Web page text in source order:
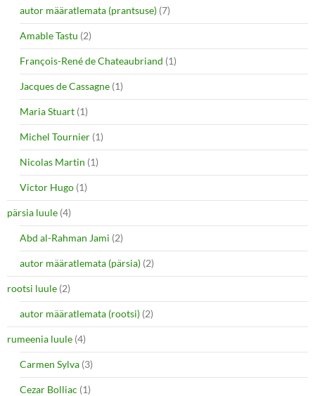
autor määratlemata (prantsuse) (7)
Amable Tastu (2)
François-René de Chateaubriand (1)
Jacques de Cassagne (1)
Maria Stuart (1)
Michel Tournier (1)
Nicolas Martin (1)
Victor Hugo (1)
pärsia luule (4)
Abd al-Rahman Jami (2)
autor määratlemata (pärsia) (2)
rootsi luule (2)
autor määratlemata (rootsi) (2)
rumeenia luule (4)
Carmen Sylva (3)
Cezar Bolliac (1)